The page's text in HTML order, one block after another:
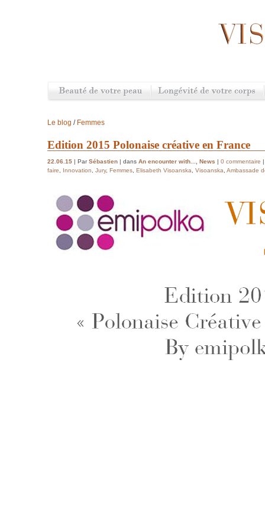
Le blog / Femmes
Edition 2015 Polonaise créative en France
22.06.15 | ParSébastien | dans An encounter with..., News | 0 commentaire
faire, Innovation, Jury, Femmes, Elisabeth Visoanska, Visoanska, Ambassade